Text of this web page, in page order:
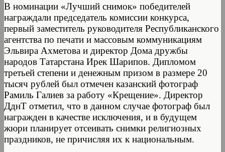
В номинации «Лучший снимок» победителей
награждали председатель комиссии конкурса,
первый заместитель руководителя Республиканского
агентства по печати и массовым коммуникациям
Эльвира Ахметова и директор Дома дружбы
народов Татарстана Ирек Шарипов. Дипломом
третьей степени и денежным призом в размере 20
тысяч рублей был отмечен казанский фотограф
Рамиль Галиев за работу «Крещение». Директор
ДднТ отметил, что в данном случае фотограф был
награжден в качестве исключения, и в будущем
жюри планирует отсеивать снимки религиозных
праздников, не причисляя их к национальным.